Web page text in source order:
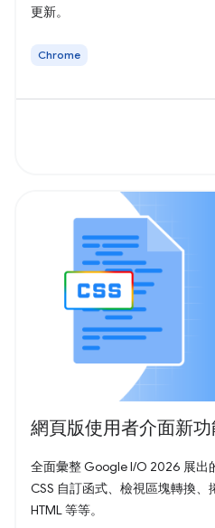
更新。
Chrome
網頁版使用者介面新
全面彙整 Google I/O 2026 展出
CSS 自訂函式、檢視區塊轉換
HTML 等等。